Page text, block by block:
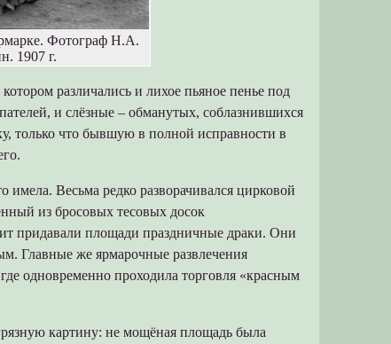
Фотограф Н.А.
1907 г.
различались и лихое пьяное пенье под
и слёзные – обманутых, соблазнившихся
только что бывшую в полной исправности в
Весьма редко разворачивался цирковой
из бросовых тесовых досок
придавали площади праздничные драки. Они
Главные же ярмарочные развлечения
одновременно проходила торговля «красным
картину: не мощёная площадь была